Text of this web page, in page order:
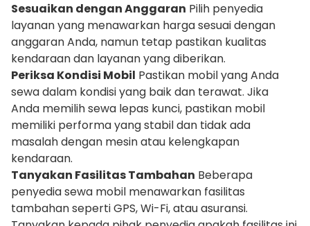
Sesuaikan dengan Anggaran Pilih penyedia
layanan yang menawarkan harga sesuai dengan
anggaran Anda, namun tetap pastikan kualitas
kendaraan dan layanan yang diberikan.
Periksa Kondisi Mobil Pastikan mobil yang Anda
sewa dalam kondisi yang baik dan terawat. Jika
Anda memilih sewa lepas kunci, pastikan mobil
memiliki performa yang stabil dan tidak ada
masalah dengan mesin atau kelengkapan
kendaraan.
Tanyakan Fasilitas Tambahan Beberapa
penyedia sewa mobil menawarkan fasilitas
tambahan seperti GPS, Wi-Fi, atau asuransi.